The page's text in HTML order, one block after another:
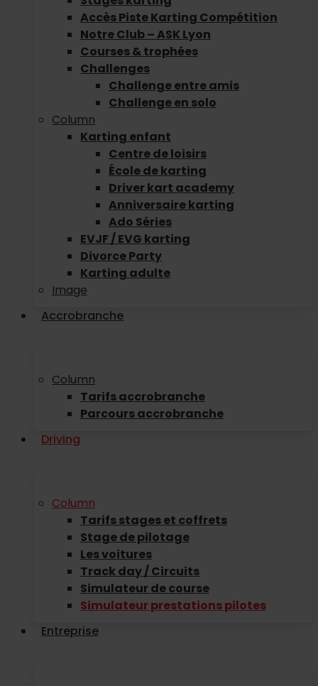
Accès Piste Karting Compétition
Notre Club – ASK Lyon
Courses & trophées
Challenges
Challenge entre amis
Challenge en solo
Column
Karting enfant
Centre de loisirs
École de karting
Driver kart academy
Anniversaire karting
Ado Séries
EVJF / EVG karting
Divorce Party
Karting adulte
Image
Accrobranche
Column
Tarifs accrobranche
Parcours accrobranche
Driving
Column
Tarifs stages et coffrets
Stage de pilotage
Les voitures
Track day / Circuits
Simulateur de course
Simulateur prestations pilotes
Entreprise